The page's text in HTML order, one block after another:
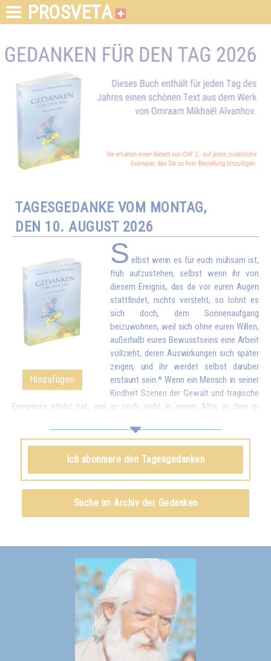
PROSVETA
TAGESGEDANKE VOM MONTAG,
DEN 10. AUGUST 2026
Hinzufügen
S elbst wenn es für euch mühsam ist,
früh aufzustehen, selbst wenn ihr von
diesem Ereignis, das da vor euren Augen
stattfindet, nichts versteht, so lohnt es
sich doch, dem Sonnenaufgang
beizuwohnen, weil sich ohne euren Willen,
außerhalb eures Bewusstseins eine Arbeit
vollzieht, deren Auswirkungen sich später
zeigen, und ihr werdet selbst darüber
erstaunt sein.* Wenn ein Mensch in seiner
Kindheit Szenen der Gewalt und tragische
Ereignisse erlebt hat, war er noch nicht in einem Alter, in dem er
Dramen in Form von Ängsten und Verhaltensstörungen hervor, die sehr
schwierig zu heilen sind. Ob man es versteht oder nicht versteht, alles
wird gespeichert und kann eines Tages an die Oberfläche kommen.
Selbst wenn ihr nichts »versteht« von diesem kosmischen Phänomen,
euer Geist, eure Seele, euer Körper werden zwangsläufig einige
Siehe das Buch Auf dem Weg zur Sonnenkultur
Ich abonniere den Tagesgedanken
Suche im Archiv der Gedanken